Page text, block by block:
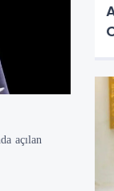
açılan